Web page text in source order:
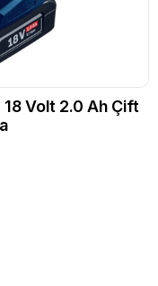
Volt 2.0 Ah Çift